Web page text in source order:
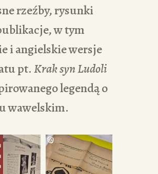
rzeźby, rysunki
w tym
i angielskie wersje
pt.Krak syn Ludoli
legendą o
wawelskim.